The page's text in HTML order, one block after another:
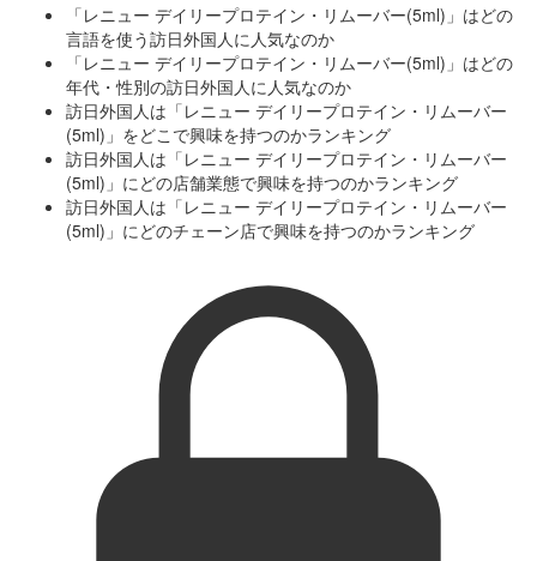
「レニュー デイリープロテイン・リムーバー(5ml)」はどの
言語を使う訪日外国人に人気なのか
「レニュー デイリープロテイン・リムーバー(5ml)」はどの
年代・性別の訪日外国人に人気なのか
訪日外国人は「レニュー デイリープロテイン・リムーバー
(5ml)」をどこで興味を持つのかランキング
訪日外国人は「レニュー デイリープロテイン・リムーバー
(5ml)」にどの店舗業態で興味を持つのかランキング
訪日外国人は「レニュー デイリープロテイン・リムーバー
(5ml)」にどのチェーン店で興味を持つのかランキング